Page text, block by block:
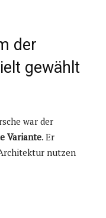
der
gewählt
war der
Variante. Er
nutzen